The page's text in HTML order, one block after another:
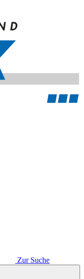
Zur Suche